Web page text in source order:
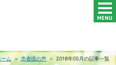
ーム ＞ 患者様の声 ＞ 2018年05月の記事一覧